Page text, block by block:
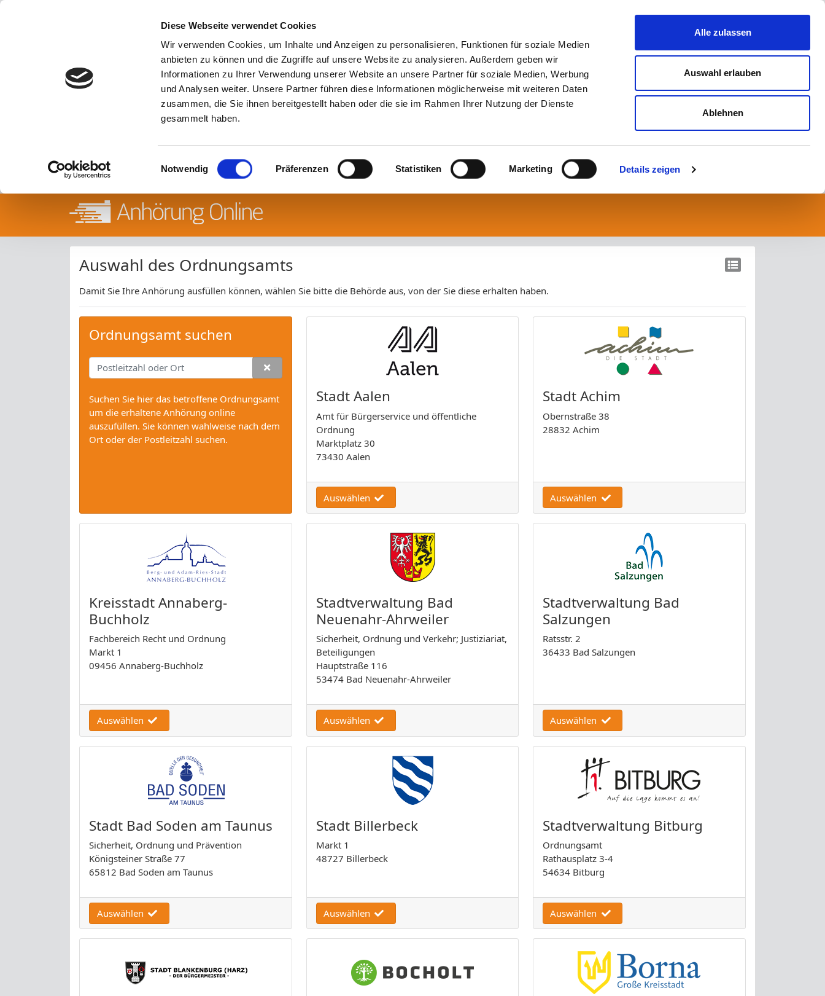
Diese Webseite verwendet Cookies
Wir verwenden Cookies, um Inhalte und Anzeigen zu personalisieren, Funktionen für soziale Medien
anbieten zu können und die Zugriffe auf unsere Website zu analysieren. Außerdem geben wir
Informationen zu Ihrer Verwendung unserer Website an unsere Partner für soziale Medien, Werbung
und Analysen weiter. Unsere Partner führen diese Informationen möglicherweise mit weiteren Daten
zusammen, die Sie ihnen bereitgestellt haben oder die sie im Rahmen Ihrer Nutzung der Dienste
gesammelt haben.
Einwilligungsauswahl
Notwendig Präferenzen Statistiken Marketing Details zeigen
Alle zulassen
Auswahl erlauben
Ablehnen
Auswahl des Ordnungsamts
Damit Sie Ihre Anhörung ausfüllen können, wählen Sie bitte die Behörde aus, von der Sie diese erhalten haben.
Ordnungsamt suchen
Suchen Sie hier das betroffene Ordnungsamt
um die erhaltene Anhörung online
auszufüllen. Sie können wahlweise nach dem
Ort oder der Postleitzahl suchen.
Stadt Aalen
Amt für Bürgerservice und öffentliche
Ordnung
Marktplatz 30
73430 Aalen
Auswählen
Stadt Achim
Obernstraße 38
28832 Achim
Auswählen
Kreisstadt Annaberg-
Buchholz
Fachbereich Recht und Ordnung
Markt 1
09456 Annaberg-Buchholz
Auswählen
Stadtverwaltung Bad
Neuenahr-Ahrweiler
Sicherheit, Ordnung und Verkehr; Justiziariat,
Beteiligungen
Hauptstraße 116
53474 Bad Neuenahr-Ahrweiler
Auswählen
Stadtverwaltung Bad
Salzungen
Ratsstr. 2
36433 Bad Salzungen
Auswählen
Stadt Bad Soden am Taunus
Sicherheit, Ordnung und Prävention
Königsteiner Straße 77
65812 Bad Soden am Taunus
Auswählen
Stadt Billerbeck
Markt 1
48727 Billerbeck
Auswählen
Stadtverwaltung Bitburg
Ordnungsamt
Rathausplatz 3-4
54634 Bitburg
Auswählen